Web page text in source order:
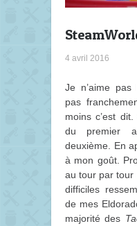
4 avril 2016
Je n’aime pas
pas
moins c’est
du premier
deuxième. En
à mon goût.
au tour par tour
difficiles
de mes
majorité des